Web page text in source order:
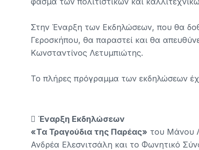
Στην Έναρξη των Εκδηλώσεων, που θα
Γεροσκήπου, θα παραστεί και θα
Κωνσταντίνος Λετυμπιώτης.
Το πλήρες πρόγραμμα των εκδηλώσεων
 Έναρξη Εκδηλώσεων
«Τα Τραγούδια της Παρέας» του Μάνου
Ανδρέα Ελεσνιτσάλη και το Φωνητικό